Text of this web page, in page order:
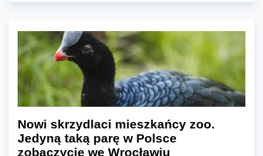
Nowi skrzydlaci mieszkańcy zoo.
Jedyną taką parę w Polsce
zobaczycie we Wrocławiu